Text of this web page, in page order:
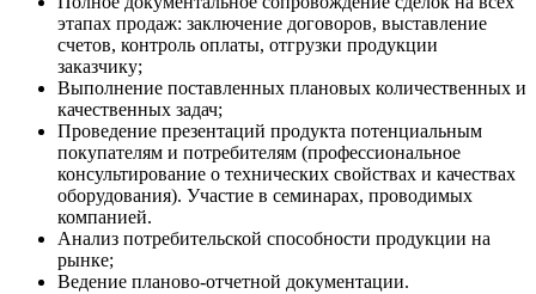
этапах продаж: заключение договоров, выставление
счетов, контроль оплаты, отгрузки продукции
заказчику;
Выполнение поставленных плановых количественных и
качественных задач;
Проведение презентаций продукта потенциальным
покупателям и потребителям (профессиональное
консультирование о технических свойствах и качествах
оборудования). Участие в семинарах, проводимых
компанией.
Анализ потребительской способности продукции на
рынке;
Ведение планово-отчетной документации.